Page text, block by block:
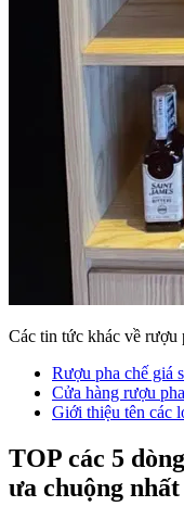
Các tin tức khác về rượu
Rượu pha chế giá
Cửa hàng rượu
Giới thiệu tên các
TOP các 5
ưa chuộng